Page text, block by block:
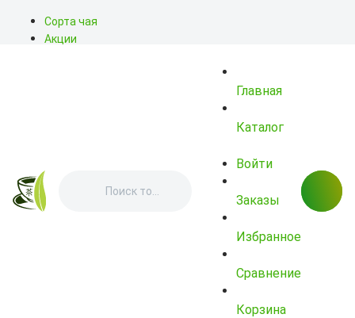
Сорта чая
Акции
Главная
Каталог
Войти
Заказы
Избранное
Сравнение
Корзина